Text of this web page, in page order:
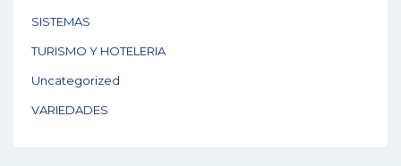
SISTEMAS
TURISMO Y HOTELERIA
Uncategorized
VARIEDADES